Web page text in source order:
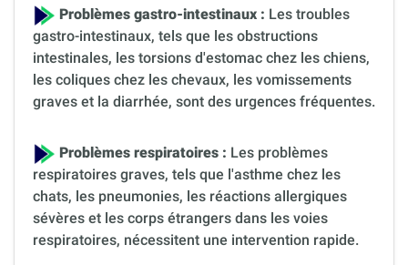
Problèmes gastro-intestinaux : Les troubles
gastro-intestinaux, tels que les obstructions
intestinales, les torsions d'estomac chez les chiens,
les coliques chez les chevaux, les vomissements
graves et la diarrhée, sont des urgences fréquentes.
Problèmes respiratoires : Les problèmes
respiratoires graves, tels que l'asthme chez les
chats, les pneumonies, les réactions allergiques
sévères et les corps étrangers dans les voies
respiratoires, nécessitent une intervention rapide.